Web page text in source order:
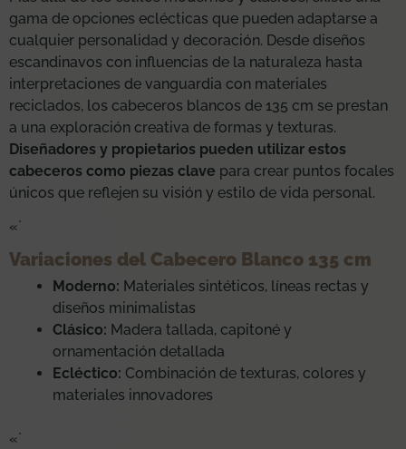
gama de opciones eclécticas que pueden adaptarse a
cualquier personalidad y decoración. Desde diseños
escandinavos con influencias de la naturaleza hasta
interpretaciones de vanguardia con materiales
reciclados, los cabeceros blancos de 135 cm se prestan
a una exploración creativa de formas y texturas.
Diseñadores y propietarios pueden utilizar estos
cabeceros como piezas clave para crear puntos focales
únicos que reflejen su visión y estilo de vida personal.
«`
Variaciones del Cabecero Blanco 135 cm
Moderno: Materiales sintéticos, líneas rectas y
diseños minimalistas
Clásico: Madera tallada, capitoné y
ornamentación detallada
Ecléctico: Combinación de texturas, colores y
materiales innovadores
«`